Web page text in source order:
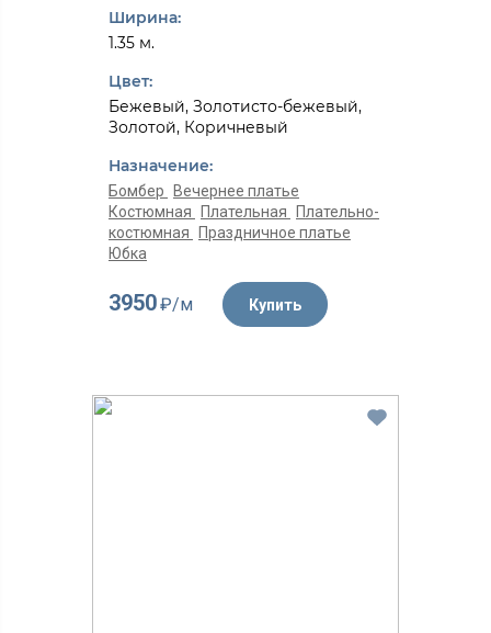
Ширина:
1.35 м.
Цвет:
Бежевый, Золотисто-бежевый,
Золотой, Коричневый
Назначение:
Бомбер
Вечернее платье
Костюмная
Плательная
Плательно-
костюмная
Праздничное платье
Юбка
3950₽/м Купить